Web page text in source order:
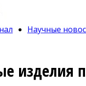
Научные
изделия